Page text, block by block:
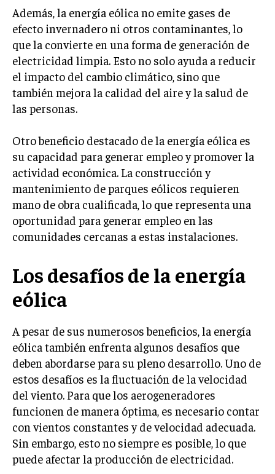
LIDERAZGO
HABILIDADES DIRECTIVAS
PLANIFICACIÓN EMPRESARIAL
FINANZAS
GESTIÓN DE RECURSOS FINANCIEROS
INVERSIONES Y MERCADOS FINANCIEROS
CONTABILIDAD EMPRESARIAL
ECONOMÍA EMPRESARIAL
INTERNACIONAL
COMERCIO INTERNACIONAL
EXPANSIÓN GLOBAL
ALIANZAS ESTRATÉGICAS
TECNOLOGIA
SOSTENIBILIDAD Y MEDIO AMBIENTE
GESTIÓN DE LA INNOVACIÓN TECNOLÓGICA
TRANSFORMACIÓN DIGITAL
ANALÍTICA EMPRESARIAL Y BUSINESS
INTELLIGENCE
Además, la energía eólica no emite gases de
efecto invernadero ni otros contaminantes, lo
que la convierte en una forma de generación de
electricidad limpia. Esto no solo ayuda a reducir
el impacto del cambio climático, sino que
también mejora la calidad del aire y la salud de
las personas.
Otro beneficio destacado de la energía eólica es
su capacidad para generar empleo y promover la
actividad económica. La construcción y
mantenimiento de parques eólicos requieren
mano de obra cualificada, lo que representa una
oportunidad para generar empleo en las
comunidades cercanas a estas instalaciones.
Los desafíos de la energía
eólica
A pesar de sus numerosos beneficios, la energía
eólica también enfrenta algunos desafíos que
deben abordarse para su pleno desarrollo. Uno de
estos desafíos es la fluctuación de la velocidad
del viento. Para que los aerogeneradores
funcionen de manera óptima, es necesario contar
con vientos constantes y de velocidad adecuada.
Sin embargo, esto no siempre es posible, lo que
puede afectar la producción de electricidad.